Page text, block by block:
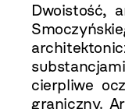
Dwoistość,
cierpliwe
graniczny.